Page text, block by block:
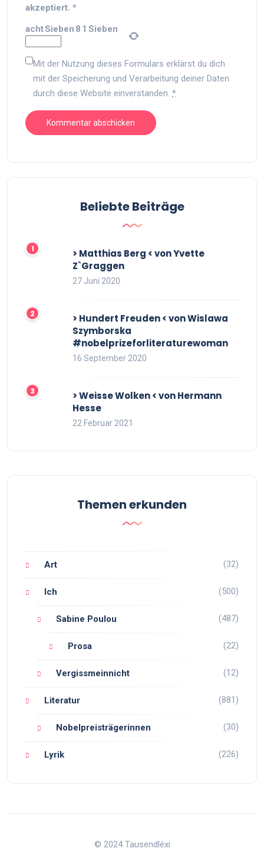
akzeptiert. *
achtSieben 8 1 Sieben
Mit der Nutzung dieses Formulars erklärst du dich
mit der Speicherung und Verarbeitung deiner Daten
durch diese Website einverstanden. *
Beliebte Beiträge
> Matthias Berg < von Yvette
Z`Graggen
27 Juni 2020
> Hundert Freuden < von Wislawa
Szymborska
#nobelprizeforliteraturewoman
16 September 2020
> Weisse Wolken < von Hermann
Hesse
22 Februar 2021
Themen erkunden
Art (32)
Ich (500)
Sabine Poulou (487)
Prosa (22)
Vergissmeinnicht (12)
Literatur (881)
Nobelpreisträgerinnen (30)
Lyrik (226)
© 2024 Tausendléxi